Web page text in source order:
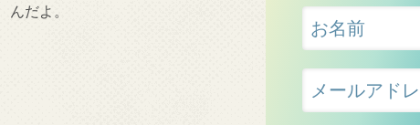
んだよ。